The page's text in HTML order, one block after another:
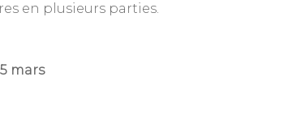
en plusieurs parties.
mars